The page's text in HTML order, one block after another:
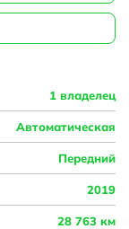
1 владелец
Автоматическая
Передний
2019
28 763 км